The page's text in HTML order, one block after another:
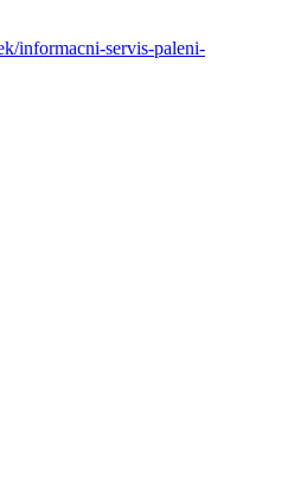
informacni-servis-paleni-